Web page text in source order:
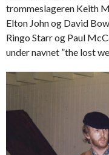
trommeslageren Keith
Elton John og David
Ringo Starr og Paul
under navnet ”the lost